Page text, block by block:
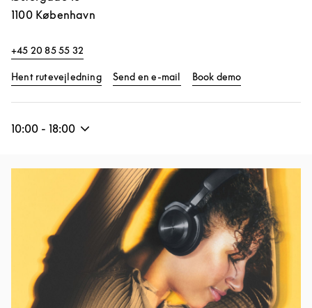
1100 København
+45 20 85 55 32
Hent rutevejledningLink Opens in New Tab
Send en e-mail Book demo
10:00 - 18:00